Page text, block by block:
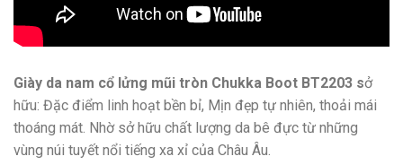
Giày da nam cổ lửng mũi tròn Chukka Boot BT2203 sở
hữu: Đặc điểm linh hoạt bền bỉ, Mịn đẹp tự nhiên, thoải mái
thoáng mát. Nhờ sở hữu chất lượng da bê đực từ những
vùng núi tuyết nổi tiếng xa xỉ của Châu Âu.